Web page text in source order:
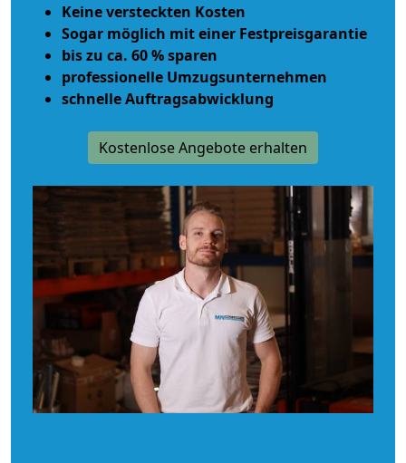
Keine versteckten Kosten
Sogar möglich mit einer Festpreisgarantie
bis zu ca. 60 % sparen
professionelle Umzugsunternehmen
schnelle Auftragsabwicklung
Kostenlose Angebote erhalten